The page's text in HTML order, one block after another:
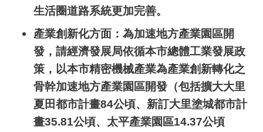
生活圈道路系統更加完善。
產業創新化方面：為加速地方產業園區開
發，請經濟發展局依循本市總體工業發展政
策，以本市精密機械產業為產業創新轉化之
骨幹加速地方產業園區開發（包括擴大大里
夏田都市計畫84公頃、新訂大里塗城都市計
畫35.81公頃、太平產業園區14.37公頃